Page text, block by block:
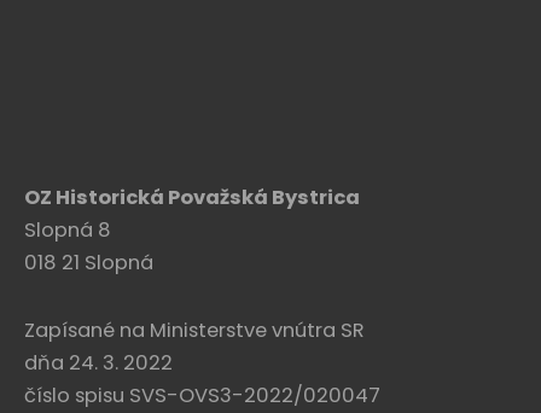
OZ Historická Považská Bystrica
Slopná 8
018 21 Slopná
Zapísané na Ministerstve vnútra SR
dňa 24. 3. 2022
číslo spisu SVS-OVS3-2022/020047